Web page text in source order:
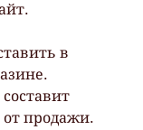
продажи.